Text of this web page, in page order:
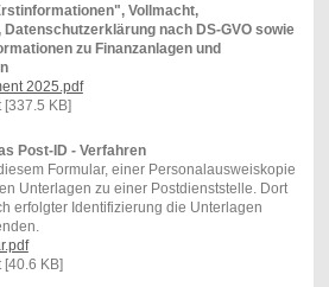
Vollmacht,
nach DS-GVO sowie
zu Finanzanlagen und
2025.pdf
[337.5 KB]
Post-ID - Verfahren
Formular, einer Personalausweiskopie
Unterlagen zu einer Postdienststelle. Dort
erfolgter Identifizierung die Unterlagen
[40.6 KB]